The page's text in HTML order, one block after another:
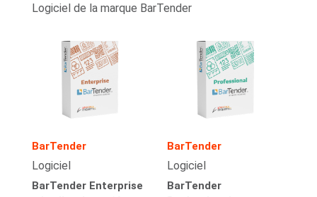
Logiciel de la marque BarTender
BarTender
Logiciel
BarTender Enterprise
BarTender
Logiciel
BarTender